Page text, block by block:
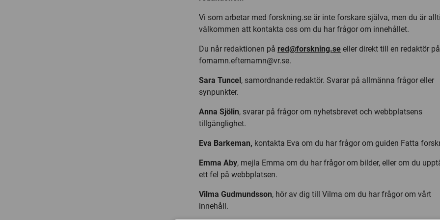
Vi som arbetar med forskning.se är inte forskare själva, men du är
välkommen att kontakta oss om du har frågor om innehållet.
Du når redaktionen på red@forskning.se eller direkt till en redaktör på
fornamn.efternamn@vr.se.
Sara Tuncel, samordnande redaktör. Svarar på allmänna frågor eller
synpunkter.
Anna Sjölin, svarar på frågor om nyhetsbrevet och webbplatsens
tillgänglighet.
Eva Barkeman, kontakta Eva om du har frågor om guiden Fatta
Emma Aby, mejla Emma om du har frågor om bilder, eller om du
ett fel på webbplatsen.
Vilma Gudmundsson, hör av dig till Vilma om du har frågor om vårt
innehåll.